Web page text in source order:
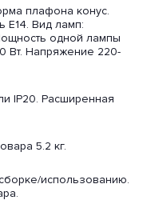
плафона конус.
E14. Вид ламп:
одной лампы
Вт. Напряжение 220-
IP20. Расширенная
5.2 кг.
использованию.